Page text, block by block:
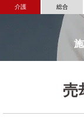
介護 総合
売